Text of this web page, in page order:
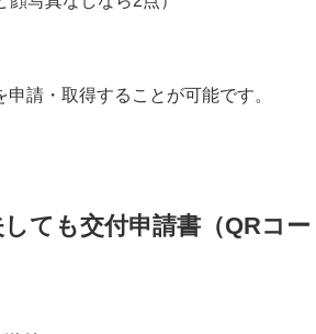
請・取得することが可能です。
ても交付申請書（QRコ